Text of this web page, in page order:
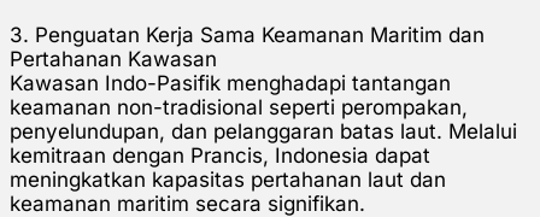
3. Penguatan Kerja Sama Keamanan Maritim dan
Pertahanan Kawasan
Kawasan Indo-Pasifik menghadapi tantangan
keamanan non-tradisional seperti perompakan,
penyelundupan, dan pelanggaran batas laut. Melalui
kemitraan dengan Prancis, Indonesia dapat
meningkatkan kapasitas pertahanan laut dan
keamanan maritim secara signifikan.